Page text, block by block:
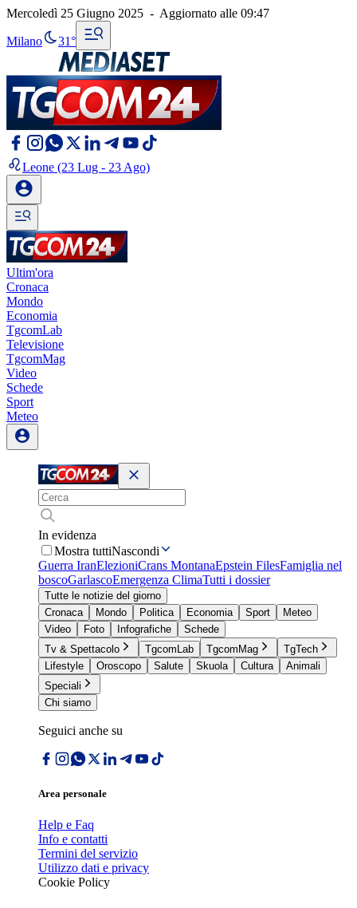
Mercoledì 25 Giugno 2025 - Aggiornato alle 09:47
Milano 31°
Leone (23 Lug - 23 Ago)
Ultim'ora
Cronaca
Mondo
Economia
TgcomLab
Televisione
TgcomMag
Video
Schede
Sport
Meteo
In evidenza
Mostra tuttiNascondi
Guerra IranElezioniCrans MontanaEpstein FilesFamiglia nel
boscoGarlascoEmergenza ClimaTutti i dossier
Tutte le notizie del giorno
Cronaca
Mondo Politica Economia Sport
Meteo
Video
Foto Infografiche
Schede
Tv & Spettacolo
TgcomLab TgcomMag
TgTech
Lifestyle
Oroscopo Salute Skuola Cultura
Animali
Speciali
Chi siamo
Seguici anche su
Area personale
Help e Faq
Info e contatti
Termini del servizio
Utilizzo dati e privacy
Cookie Policy